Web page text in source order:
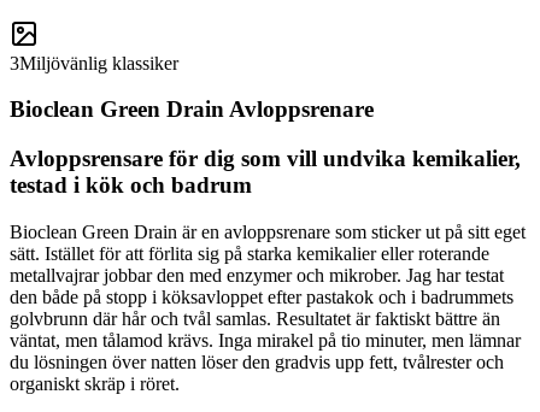
3Miljövänlig klassiker
Bioclean Green Drain Avloppsrenare
Avloppsrensare för dig som vill undvika kemikalier,
testad i kök och badrum
Bioclean Green Drain är en avloppsrenare som sticker ut på sitt eget
sätt. Istället för att förlita sig på starka kemikalier eller roterande
metallvajrar jobbar den med enzymer och mikrober. Jag har testat
den både på stopp i köksavloppet efter pastakok och i badrummets
golvbrunn där hår och tvål samlas. Resultatet är faktiskt bättre än
väntat, men tålamod krävs. Inga mirakel på tio minuter, men lämnar
du lösningen över natten löser den gradvis upp fett, tvålrester och
organiskt skräp i röret.